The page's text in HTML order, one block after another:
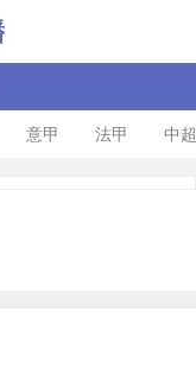
意甲 法甲 中超